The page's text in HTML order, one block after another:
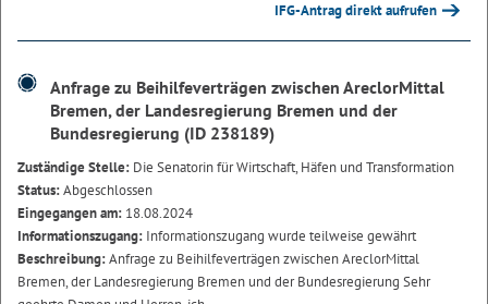
IFG-Antrag direkt aufrufen
Anfrage zu Beihilfeverträgen zwischen AreclorMittal
Bremen, der Landesregierung Bremen und der
Bundesregierung (ID 238189)
Zuständige Stelle: Die Senatorin für Wirtschaft, Häfen und Transformation
Status:Abgeschlossen
Eingegangen am: 18.08.2024
Informationszugang: Informationszugang wurde teilweise gewährt
Beschreibung:Anfrage zu Beihilfeverträgen zwischen AreclorMittal
Bremen, der Landesregierung Bremen und der Bundesregierung Sehr